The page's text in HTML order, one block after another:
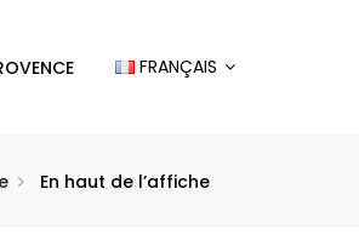
FRANÇAIS
En haut de l’affiche